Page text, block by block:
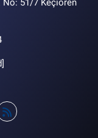
No: 51/7 Keçiören